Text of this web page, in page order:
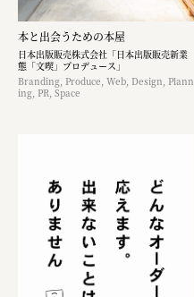
本と出会うための本屋
日本出版販売株式会社「日本出版販売新業
態「文喫」プロデュース」
Branding, Produce, Web, Design, Plann
ing, PR, Space